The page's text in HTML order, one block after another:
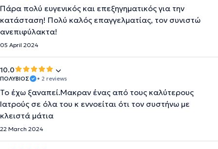
Πάρα πολύ ευγενικός και επεξηγηματικός για την
κατάσταση! Πολύ καλός επαγγελματίας, τον συνιστώ
ανεπιφύλακτα!
05 April 2024
10.0
ΠΟΛΥΒΙΟΣ • 2 reviews
Το έχω ξαναπεί.Μακραν ένας από τους καλύτερους
Ιατρούς σε όλα του κ εννοείται ότι τον συστήνω με
κλειστά μάτια
22 March 2024